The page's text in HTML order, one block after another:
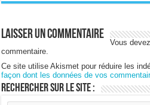
Laisser un commentaire
Vous
commentaire.
Ce site utilise Akismet pour réduire les
façon dont les données de vos
Rechercher sur le site :